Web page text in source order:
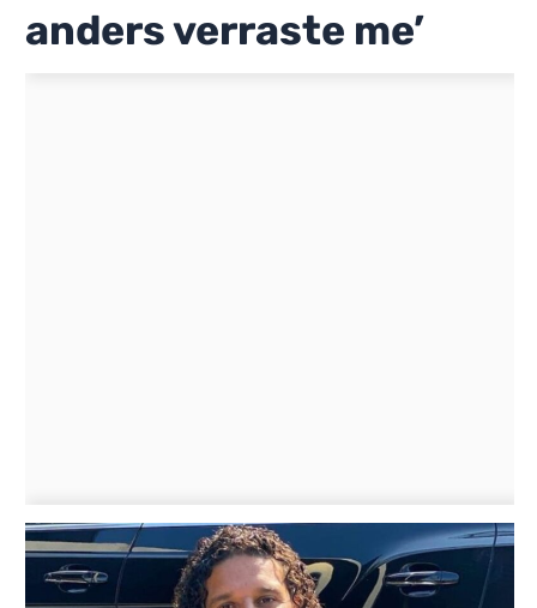
anders verraste me’